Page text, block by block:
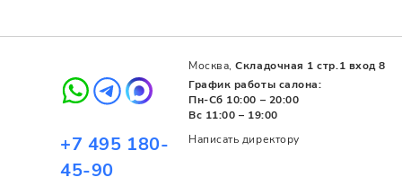
+7 495 180-
45-90
Написать директору
Москва,Складочная 1 стр.1 вход 8
График работы салона:
Пн-Сб 10:00 – 20:00
Вс 11:00 – 19:00